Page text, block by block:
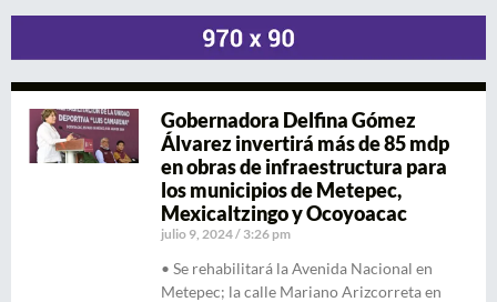
Gobernadora Delfina Gómez
Álvarez invertirá más de 85 mdp
en obras de infraestructura para
los municipios de Metepec,
Mexicaltzingo y Ocoyoacac
julio 9, 2024 3:26 pm
• Se rehabilitará la Avenida Nacional en
Metepec; la calle Mariano Arizcorreta en